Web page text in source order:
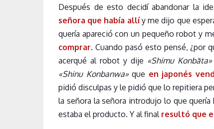
Después de esto decidí abandonar la
señora que había allíy me dijo que
quería apareció con un pequeño robot y
comprar. Cuando pasó esto pensé, ¿por
acerqué al robot y dije «Shimu Konbāta»
«Shinu Konbanwa»que en japonés
pidió disculpas y le pidió que lo repitiera
la señora la señora introdujo lo que
estaba el producto. Y al finalresultó que